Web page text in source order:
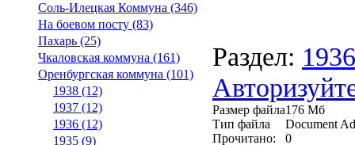
Соль-Илецкая Коммуна (346)
На боевом посту (83)
Пахарь (25)
Чкаловская коммуна (161)
Оренбургская коммуна (101)
1938 (12)
1937 (12)
1936 (12)
1935 (9)
Раздел: 1936
Размер файла176 Мб
Тип файла
Document
Прочитано:
0